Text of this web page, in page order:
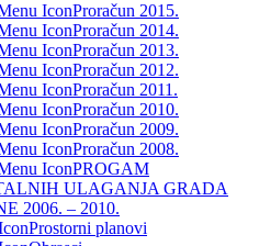
Proračun 2015.
Proračun 2014.
Proračun 2013.
Proračun 2012.
Proračun 2011.
Proračun 2010.
Proračun 2009.
Proračun 2008.
PROGAM
ULAGANJA GRADA
2006. – 2010.
Prostorni planovi